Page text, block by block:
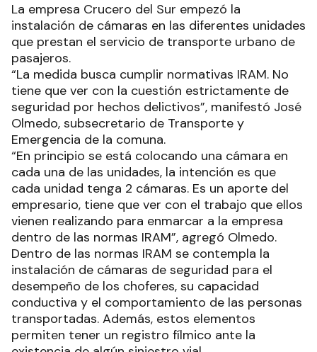
La empresa Crucero del Sur empezó la
instalación de cámaras en las diferentes unidades
que prestan el servicio de transporte urbano de
pasajeros.
“La medida busca cumplir normativas IRAM. No
tiene que ver con la cuestión estrictamente de
seguridad por hechos delictivos”, manifestó José
Olmedo, subsecretario de Transporte y
Emergencia de la comuna.
“En principio se está colocando una cámara en
cada una de las unidades, la intención es que
cada unidad tenga 2 cámaras. Es un aporte del
empresario, tiene que ver con el trabajo que ellos
vienen realizando para enmarcar a la empresa
dentro de las normas IRAM”, agregó Olmedo.
Dentro de las normas IRAM se contempla la
instalación de cámaras de seguridad para el
desempeño de los choferes, su capacidad
conductiva y el comportamiento de las personas
transportadas. Además, estos elementos
permiten tener un registro fílmico ante la